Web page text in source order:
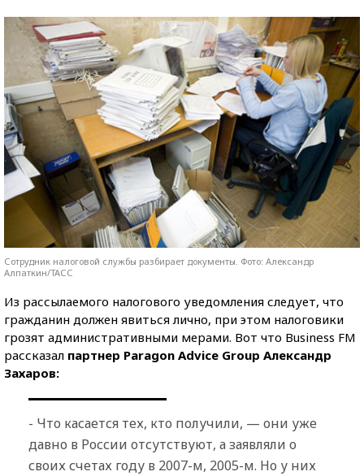
Сотрудник налоговой службы разбирает документы. Фото: Александр
Алпаткин/ТАСС
Из рассылаемого налогового уведомления следует, что
гражданин должен явиться лично, при этом налоговики
грозят административными мерами. Вот что Business FM
рассказал партнер Paragon Advice Group Александр
Захаров:
- Что касается тех, кто получили, — они уже
давно в России отсутствуют, а заявляли о
своих счетах году в 2007-м, 2005-м. Но у них